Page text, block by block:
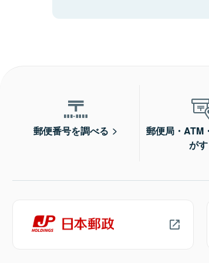
郵便番号を調べる
郵便局・ATM
がす